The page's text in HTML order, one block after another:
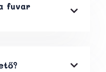
fuvar